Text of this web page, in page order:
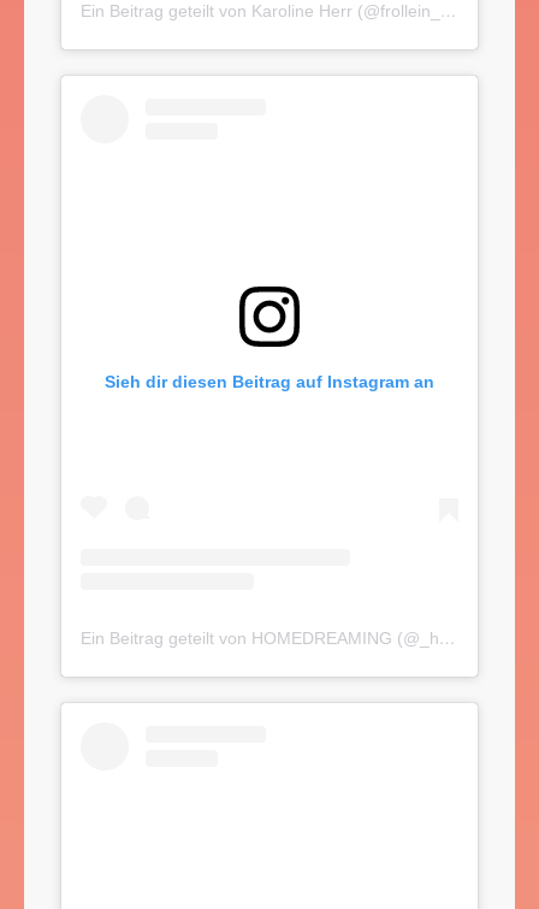
Ein Beitrag geteilt von Karoline Herr (@frollein_herr)
Sieh dir diesen Beitrag auf Instagram an
Ein Beitrag geteilt von HOMEDREAMING (@_homedreaming)